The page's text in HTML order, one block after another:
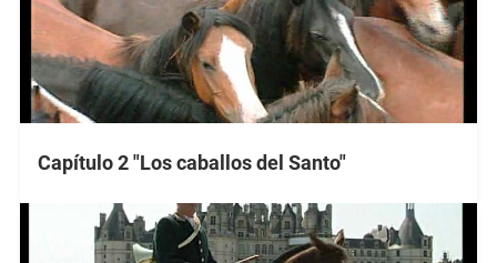
Capítulo 2 "Los caballos del Santo"